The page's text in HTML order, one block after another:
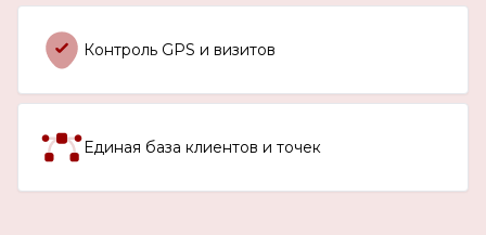
Контроль GPS и визитов
Единая база клиентов и точек